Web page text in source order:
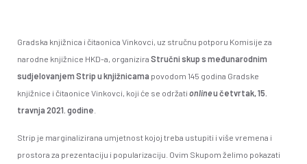
Gradska knjižnica i čitaonica Vinkovci, uz stručnu potporu Komisije za
narodne knjižnice HKD-a, organizira Stručni skup s međunarodnim
sudjelovanjem Strip u knjižnicama povodom 145 godina Gradske
knjižnice i čitaonice Vinkovci, koji će se održati onlineu četvrtak, 15.
travnja 2021. godine
Strip je marginalizirana umjetnost kojoj treba ustupiti i više vremena i
prostora za prezentaciju i popularizaciju. Ovim Skupom želimo pokazati